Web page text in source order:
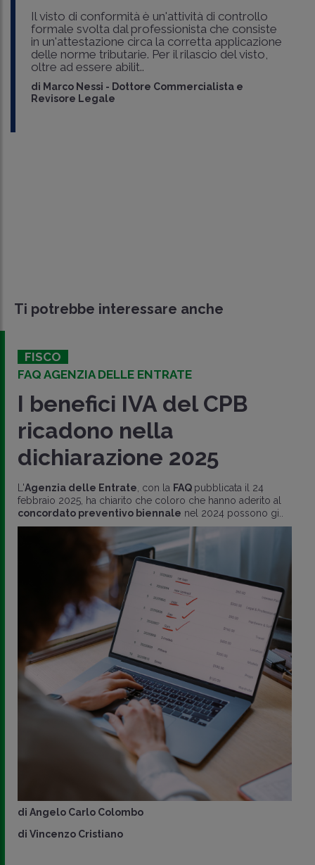
Il visto di conformità è un'attività di controllo
formale svolta dal professionista che consiste
in un'attestazione circa la corretta applicazione
delle norme tributarie. Per il rilascio del visto,
oltre ad essere abilit..
di Marco Nessi - Dottore Commercialista e
Revisore Legale
Ti potrebbe interessare anche
FISCO
FAQ AGENZIA DELLE ENTRATE
I benefici IVA del CPB
ricadono nella
dichiarazione 2025
L'Agenzia delle Entrate , con la FAQ pubblicata il 24
febbraio 2025, ha chiarito che coloro che hanno aderito al
concordato preventivo biennale nel 2024 possono gi..
di Angelo Carlo Colombo
di Vincenzo Cristiano